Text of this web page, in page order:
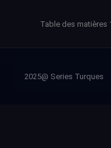
Table des matières
2025@ Series Turques